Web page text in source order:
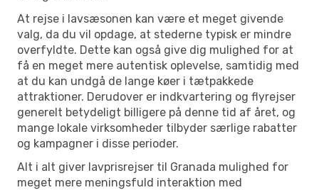
At rejse i lavsæsonen kan være et meget givende
valg, da du vil opdage, at stederne typisk er mindre
overfyldte. Dette kan også give dig mulighed for at
få en meget mere autentisk oplevelse, samtidig med
at du kan undgå de lange køer i tætpakkede
attraktioner. Derudover er indkvartering og flyrejser
generelt betydeligt billigere på denne tid af året, og
mange lokale virksomheder tilbyder særlige rabatter
og kampagner i disse perioder.
Alt i alt giver lavprisrejser til Granada mulighed for
meget mere meningsfuld interaktion med